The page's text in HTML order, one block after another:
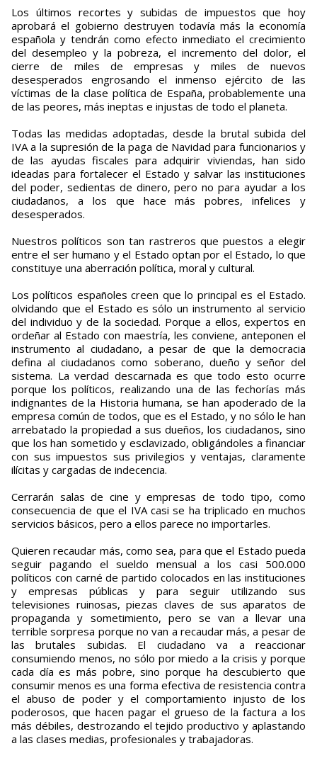
Los últimos recortes y subidas de impuestos que hoy
aprobará el gobierno destruyen todavía más la economía
española y tendrán como efecto inmediato el crecimiento
del desempleo y la pobreza, el incremento del dolor, el
cierre de miles de empresas y miles de nuevos
desesperados engrosando el inmenso ejército de las
víctimas de la clase política de España, probablemente una
de las peores, más ineptas e injustas de todo el planeta.
Todas las medidas adoptadas, desde la brutal subida del
IVA a la supresión de la paga de Navidad para funcionarios y
de las ayudas fiscales para adquirir viviendas, han sido
ideadas para fortalecer el Estado y salvar las instituciones
del poder, sedientas de dinero, pero no para ayudar a los
ciudadanos, a los que hace más pobres, infelices y
desesperados.
Nuestros políticos son tan rastreros que puestos a elegir
entre el ser humano y el Estado optan por el Estado, lo que
constituye una aberración política, moral y cultural.
Los políticos españoles creen que lo principal es el Estado.
olvidando que el Estado es sólo un instrumento al servicio
del individuo y de la sociedad. Porque a ellos, expertos en
ordeñar al Estado con maestría, les conviene, anteponen el
instrumento al ciudadano, a pesar de que la democracia
defina al ciudadanos como soberano, dueño y señor del
sistema. La verdad descarnada es que todo esto ocurre
porque los políticos, realizando una de las fechorías más
indignantes de la Historia humana, se han apoderado de la
empresa común de todos, que es el Estado, y no sólo le han
arrebatado la propiedad a sus dueños, los ciudadanos, sino
que los han sometido y esclavizado, obligándoles a financiar
con sus impuestos sus privilegios y ventajas, claramente
ilícitas y cargadas de indecencia.
Cerrarán salas de cine y empresas de todo tipo, como
consecuencia de que el IVA casi se ha triplicado en muchos
servicios básicos, pero a ellos parece no importarles.
Quieren recaudar más, como sea, para que el Estado pueda
seguir pagando el sueldo mensual a los casi 500.000
políticos con carné de partido colocados en las instituciones
y empresas públicas y para seguir utilizando sus
televisiones ruinosas, piezas claves de sus aparatos de
propaganda y sometimiento, pero se van a llevar una
terrible sorpresa porque no van a recaudar más, a pesar de
las brutales subidas. El ciudadano va a reaccionar
consumiendo menos, no sólo por miedo a la crisis y porque
cada día es más pobre, sino porque ha descubierto que
consumir menos es una forma efectiva de resistencia contra
el abuso de poder y el comportamiento injusto de los
poderosos, que hacen pagar el grueso de la factura a los
más débiles, destrozando el tejido productivo y aplastando
a las clases medias, profesionales y trabajadoras.